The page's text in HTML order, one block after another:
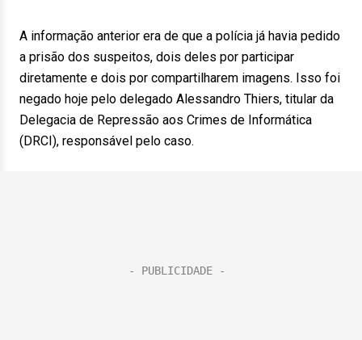
A informação anterior era de que a polícia já havia pedido
a prisão dos suspeitos, dois deles por participar
diretamente e dois por compartilharem imagens. Isso foi
negado hoje pelo delegado Alessandro Thiers, titular da
Delegacia de Repressão aos Crimes de Informática
(DRCI), responsável pelo caso.